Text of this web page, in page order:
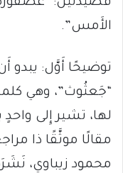
الأَمس”.
توضيحًا أَوَّل: يبدو
“جَعثُوث”، وهي
لها، تشير إِلى
مقالًا موثَّقًا ذا
محمود زيباوي،